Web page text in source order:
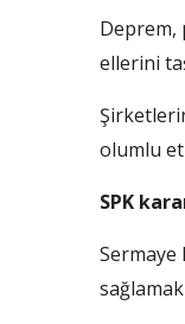
Deprem,
ellerini
olumlu
SPK
Sermaye